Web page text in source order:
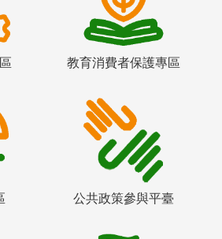
教育消費者保護專區
公共政策參與平臺